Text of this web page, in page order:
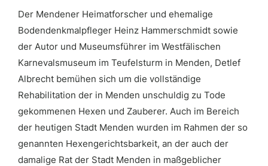
Der Mendener Heimatforscher und ehemalige
Bodendenkmalpfleger Heinz Hammerschmidt sowie
der Autor und Museumsführer im Westfälischen
Karnevalsmuseum im Teufelsturm in Menden, Detlef
Albrecht bemühen sich um die vollständige
Rehabilitation der in Menden unschuldig zu Tode
gekommenen Hexen und Zauberer. Auch im Bereich
der heutigen Stadt Menden wurden im Rahmen der so
genannten Hexengerichtsbarkeit, an der auch der
damalige Rat der Stadt Menden in maßgeblicher